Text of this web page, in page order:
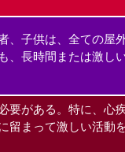
、子供は、全ての屋
、長時間または激し
要がある。特に、心
留まって激しい活動